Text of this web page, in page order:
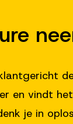
en vindt
je in